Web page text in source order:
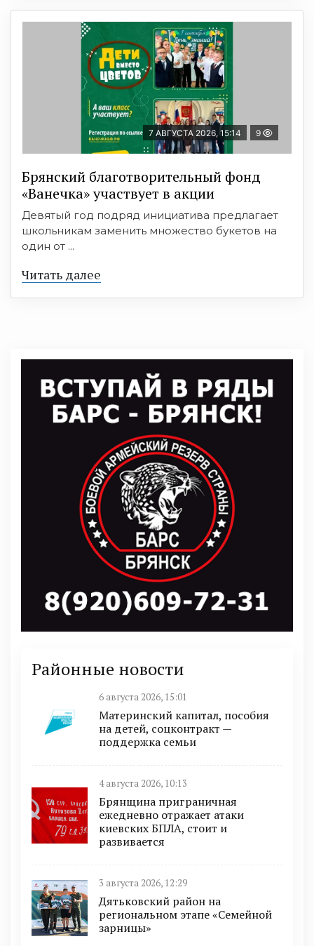
7 АВГУСТА 2026, 15:14 9
Брянский благотворительный фонд
«Ванечка» участвует в акции
Девятый год подряд инициатива предлагает
школьникам заменить множество букетов на
один от ...
Читать далее
Районные новости
6 августа 2026, 15:01
Материнский капитал, пособия
на детей, соцконтракт —
поддержка семьи
4 августа 2026, 10:13
Брянщина приграничная
ежедневно отражает атаки
киевских БПЛА, стоит и
развивается
3 августа 2026, 12:29
Дятьковский район на
региональном этапе «Семейной
зарницы»